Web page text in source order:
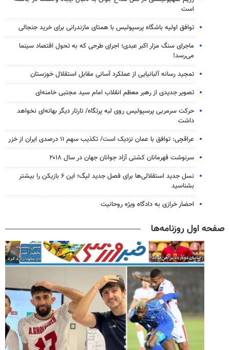
است
توافق اولیه باشگاه پرسپولیس با همتای مازندرانی برای خرید جنجالی
ماجرای سنگ مزار اکبر عبدی؛ اجرای طرحی که به تحول اقتصاد سینما
می‌رسد!
تمجید رسانه آلبانیایی از عملکرد آسانی مقابل استقلال خوزستان
تصویر جدیدی از رهبر معظم انقلاب امام سید مجتبی خامنه‌ای
حرکت سرمربی پرسپولیس روی لبه پرتگاه/ تارتار دیگر بهانه‌ای نخواهد
داشت
عراقچی: توافق با عمان نزدیک است/ تکذیب سهم ۱۱ درصدی ایران از خزر
سرنوشت قهرمانان کشتی آزاد جوانان جهان در سال ۲۰۱۸
نسل جدید استقلالی‌ها برای فصل جدید لیگ؛ این ۶ بازیکن را بیشتر
بشناسید
احضار خرازی به دادگاه ویژه روحانیت
صفحه اول روزنامه‌ها